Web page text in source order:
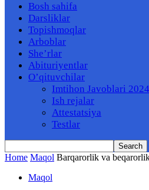
Bosh sahifa
Darsliklar
Topishmoqlar
Arboblar
She’rlar
Abituriyentlar
O’qituvchilar
Imtihon Javoblari 2024
Ish rejalar
Attestatsiya
Testlar
Home Maqol Barqarorlik va
Maqol